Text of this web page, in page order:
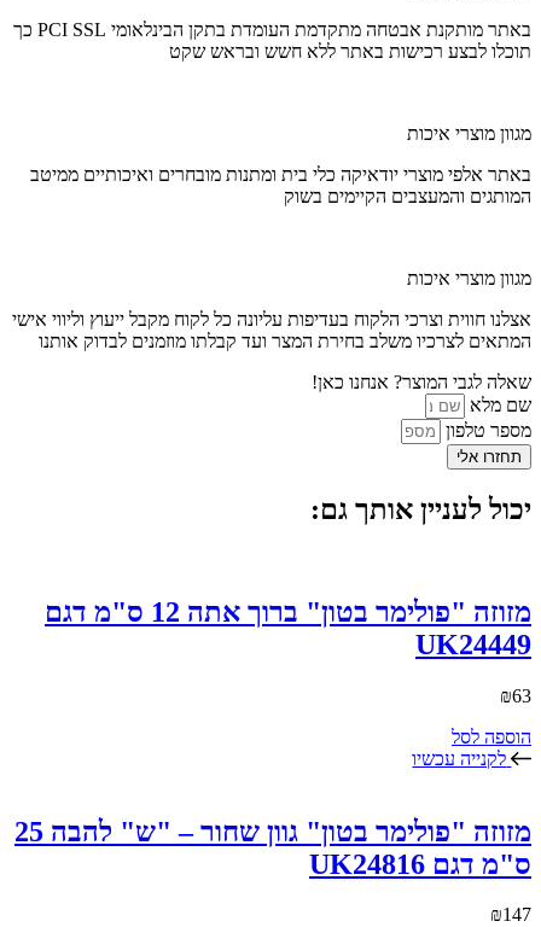
באתר מותקנת אבטחה מתקדמת העומדת בתקן הבינלאומי PCI SSL כך
תוכלו לבצע רכישות באתר ללא חשש ובראש שקט
מגוון מוצרי איכות
באתר אלפי מוצרי יודאיקה כלי בית ומתנות מובחרים ואיכותיים ממיטב
המותגים והמעצבים הקיימים בשוק
מגוון מוצרי איכות
אצלנו חווית וצרכי הלקוח בעדיפות עליונה כל לקוח מקבל ייעוץ וליווי אישי
המתאים לצרכיו משלב בחירת המצר ועד קבלתו מוזמנים לבדוק אותנו
שאלה לגבי המוצר? אנחנו כאן!
שם מלא
מספר טלפון
תחזרו אלי
יכול לעניין אותך גם:
מזוזה "פולימר בטון" ברוך אתה 12 ס"מ דגם
UK24449
₪63
הוספה לסל
לקנייה עכשיו
מזוזה "פולימר בטון" גוון שחור – "ש" להבה 25
ס"מ דגם UK24816
₪147